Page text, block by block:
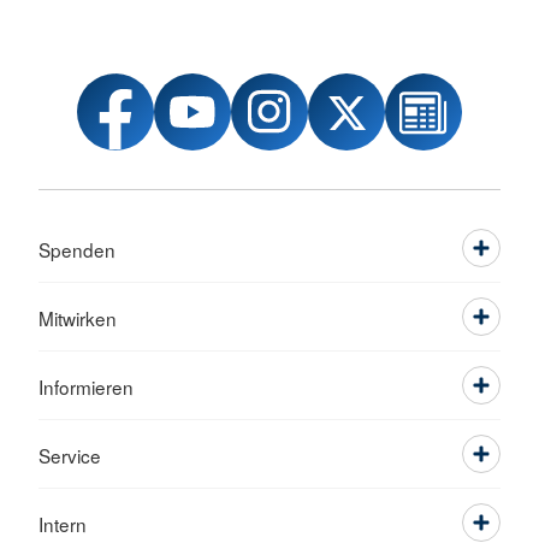
Spenden
Mitwirken
Informieren
Service
Intern